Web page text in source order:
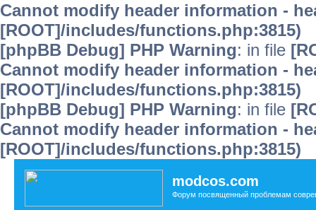
Cannot modify header information -
[ROOT]/includes/functions.php:3815)
[phpBB Debug] PHP Warning: in file
Cannot modify header information -
[ROOT]/includes/functions.php:3815)
[phpBB Debug] PHP Warning: in file
Cannot modify header information -
[ROOT]/includes/functions.php:3815)
modcos.com
Форум посвященный проблемам